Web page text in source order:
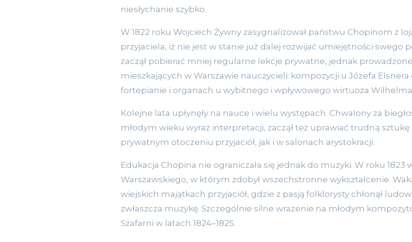
niesłychanie szybko.
W 1822 roku Wojciech Żywny zasygnalizował państwu Chopinom z
przyjaciela, iż nie jest w stanie już dalej rozwijać umiejętności swego
zaczął pobierać mniej regularne lekcje prywatne, jednak
mieszkających w Warszawie nauczycieli: kompozycji u Józefa
fortepianie i organach u wybitnego i wpływowego wirtuoza Wilhelma
Kolejne lata upłynęły na nauce i wielu występach. Chwalony za
młodym wieku wyraz interpretacji, zaczął też uprawiać trudną
prywatnym otoczeniu przyjaciół, jak i w salonach arystokracji.
Edukacja Chopina nie ograniczała się jednak do muzyki. W roku 1823
Warszawskiego, w którym zdobył wszechstronne wykształcenie.
wiejskich majątkach przyjaciół, gdzie z pasją folklorysty chłonął
zwłaszcza muzykę. Szczególnie silne wrażenie na młodym
Szafarni w latach 1824–1825.